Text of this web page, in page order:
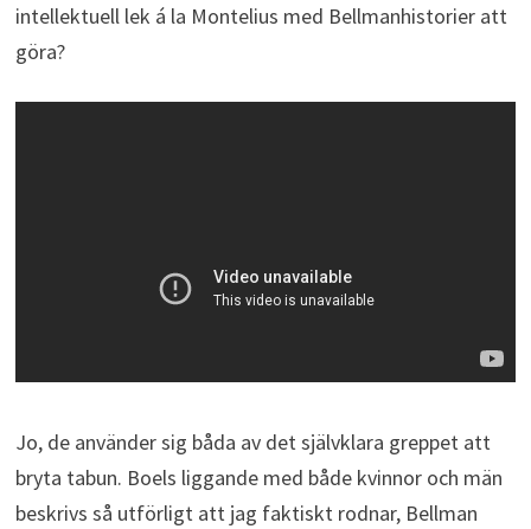
intellektuell lek á la Montelius med Bellmanhistorier att
göra?
Jo, de använder sig båda av det självklara greppet att
bryta tabun. Boels liggande med både kvinnor och män
beskrivs så utförligt att jag faktiskt rodnar, Bellman